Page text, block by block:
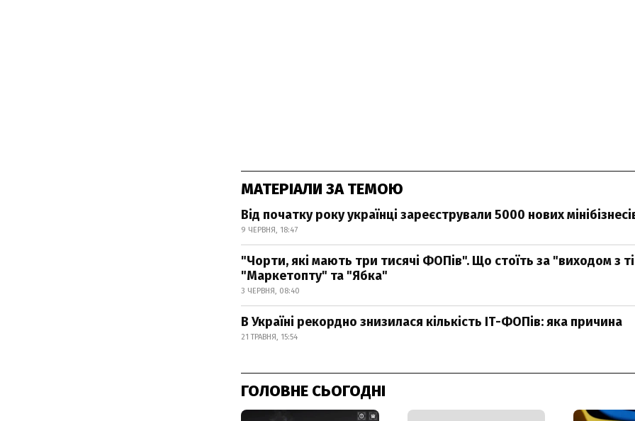
МАТЕРІАЛИ ЗА ТЕМОЮ
Від початку року українці зареєстрували 5000 нових
9 ЧЕРВНЯ, 18:47
"Чорти, які мають три тисячі ФОПів". Що стоїть за "виходом з
"Маркетопту" та "Ябка"
3 ЧЕРВНЯ, 08:40
В Україні рекордно знизилася кількість ІТ-ФОПів: яка причина
21 ТРАВНЯ, 15:54
ГОЛОВНЕ СЬОГОДНІ